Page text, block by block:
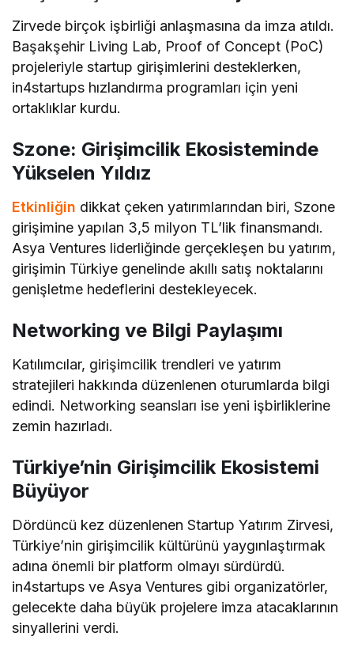
Zirvede birçok işbirliği anlaşmasına da imza atıldı.
Başakşehir Living Lab, Proof of Concept (PoC)
projeleriyle startup girişimlerini desteklerken,
in4startups hızlandırma programları için yeni
ortaklıklar kurdu.
Szone: Girişimcilik Ekosisteminde
Yükselen Yıldız
Etkinliğin dikkat çeken yatırımlarından biri, Szone
girişimine yapılan 3,5 milyon TL’lik finansmandı.
Asya Ventures liderliğinde gerçekleşen bu yatırım,
girişimin Türkiye genelinde akıllı satış noktalarını
genişletme hedeflerini destekleyecek.
Networking ve Bilgi Paylaşımı
Katılımcılar, girişimcilik trendleri ve yatırım
stratejileri hakkında düzenlenen oturumlarda bilgi
edindi. Networking seansları ise yeni işbirliklerine
zemin hazırladı.
Türkiye’nin Girişimcilik Ekosistemi
Büyüyor
Dördüncü kez düzenlenen Startup Yatırım Zirvesi,
Türkiye’nin girişimcilik kültürünü yaygınlaştırmak
adına önemli bir platform olmayı sürdürdü.
in4startups ve Asya Ventures gibi organizatörler,
gelecekte daha büyük projelere imza atacaklarının
sinyallerini verdi.